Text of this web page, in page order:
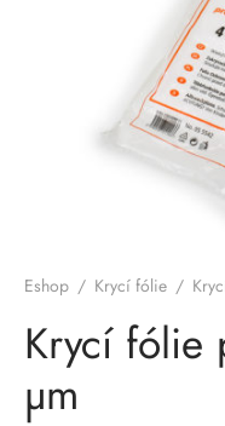
Eshop / Krycí fólie /
Krycí fólie
µm